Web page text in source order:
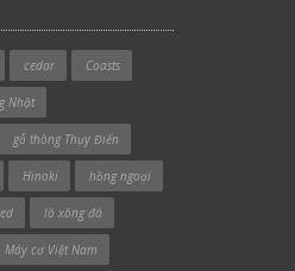
cedar Coasts
Nhật
gỗ thông Thụy Điển
Hinoki hồng ngoại
lò xông đá
Máy cơ Việt Nam